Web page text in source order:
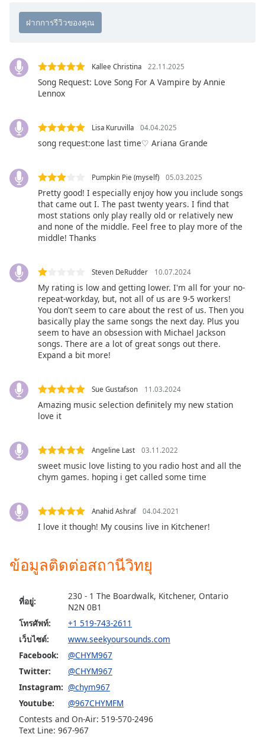
Chapters
Descriptions
descriptions
selected
subtitles
settings,
opens
subtitles
settings
dialog
selected
Fullscreen
Beginning
Escape
will
close
the
Color
Opacity
Background
Color
Kallee Christina 22.11.2025
Song Request: Love Song For A Vampire by Annie
Lennox
Lisa Kuruvilla 04.04.2025
song request:one last time♡ Ariana Grande
Pumpkin Pie (myself) 05.03.2025
Pretty good! I especially enjoy how you include songs
that came out I. The past twenty years. I find that
most stations only play really old or relatively new
and none of the middle. Feel free to play more of the
middle! Thanks
Steven DeRudder 10.07.2024
My rating is low and getting lower. I'm all for your no-
repeat-workday, but, not all of us are 9-5 workers!
You don't seem to care about the rest of us. Then you
basically play the same songs the next day. Plus you
seem to have an obsession with Michael Jackson
songs. There are a lot of great songs out there.
Expand a bit more!
Sue Gustafson 11.03.2024
Amazing music selection definitely my new station
love it
Angeline Last 03.11.2022
sweet music love listing to you radio host and all the
chym games. hoping i get called some time
Anahid Ashraf 04.04.2021
I love it though! My cousins live in Kitchener!
ข้อมูลติดต่อสถานีวิทยุ
ที่อยู่:
230 - 1 The Boardwalk, Kitchener, Ontario
N2N 0B1
โทรศัพท์:
+1 519-743-2611
เว็บไซต์:
www.seekyoursounds.com
Facebook:
@CHYM967
Twitter:
@CHYM967
Instagram: @chym967
Youtube:
@967CHYMFM
Contests and On-Air: 519-570-2496
Text Line: 967-967